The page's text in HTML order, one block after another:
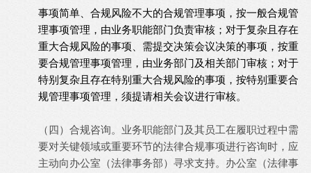
事项简单、合规风险不大的合规管理事项，按一般合规管
理事项管理，由业务职能部门负责审核；对于复杂且存在
重大合规风险的事项、需提交决策会议决策的事项，按重
要合规管理事项管理，由业务部门及相关部门审核；对于
特别复杂且存在特别重大合规风险的事项，按特别重要合
规管理事项管理，须提请相关会议进行审核。
（四）合规咨询。业务职能部门及其员工在履职过程中需
要对关键领域或重要环节的法律合规事项进行咨询时，应
主动向办公室（法律事务部）寻求支持。办公室（法律事